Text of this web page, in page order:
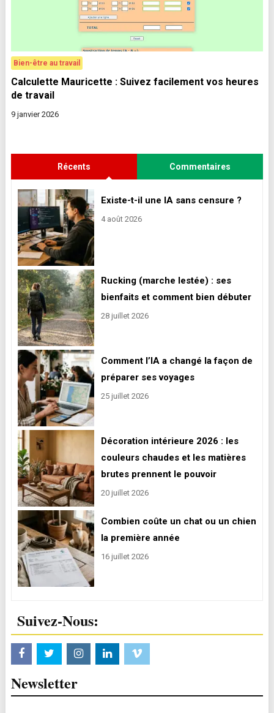
Bien-être au travail
Calculette Mauricette : Suivez facilement vos heures
de travail
9 janvier 2026
Récents Commentaires
Existe-t-il une IA sans censure ?
4 août 2026
Rucking (marche lestée) : ses
bienfaits et comment bien débuter
28 juillet 2026
Comment l’IA a changé la façon de
préparer ses voyages
25 juillet 2026
Décoration intérieure 2026 : les
couleurs chaudes et les matières
brutes prennent le pouvoir
20 juillet 2026
Combien coûte un chat ou un chien
la première année
16 juillet 2026
Suivez-Nous:
Newsletter